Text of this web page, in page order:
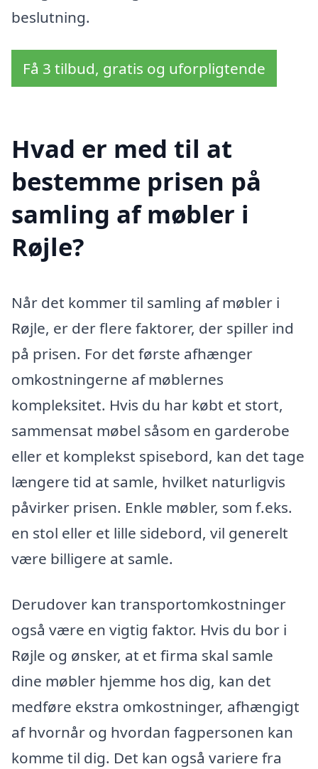
beslutning.
Få 3 tilbud, gratis og uforpligtende
Hvad er med til at
bestemme prisen på
samling af møbler i
Røjle?
Når det kommer til samling af møbler i
Røjle, er der flere faktorer, der spiller ind
på prisen. For det første afhænger
omkostningerne af møblernes
kompleksitet. Hvis du har købt et stort,
sammensat møbel såsom en garderobe
eller et komplekst spisebord, kan det tage
længere tid at samle, hvilket naturligvis
påvirker prisen. Enkle møbler, som f.eks.
en stol eller et lille sidebord, vil generelt
være billigere at samle.
Derudover kan transportomkostninger
også være en vigtig faktor. Hvis du bor i
Røjle og ønsker, at et firma skal samle
dine møbler hjemme hos dig, kan det
medføre ekstra omkostninger, afhængigt
af hvornår og hvordan fagpersonen kan
komme til dig. Det kan også variere fra